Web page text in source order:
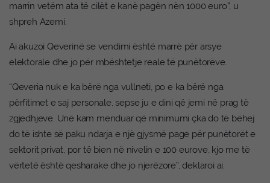
marrin vetëm ata të cilët e kanë pagën nën 1000 euro”, u
shpreh Azemi.
Ai akuzoi Qeverinë se vendimi është marrë për arsye
elektorale dhe jo për mbështetje reale të punëtorëve.
“Qeveria nuk e ka bërë nga vullneti, po e ka bërë nga
përfitimet e saj personale, sepse ju e dini që jemi në prag të
zgjedhjeve. Unë kam menduar që minimumi çka do të bëhej
do të ishte së paku ndarja e një gjysmë page për punëtorët e
sektorit privat, por të bien në nivelin e 100 eurove, kjo me të
vërtetë është qesharake dhe jo njerëzore”, deklaroi ai.